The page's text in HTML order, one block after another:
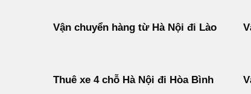
Vận chuyển hàng từ Hà Nội đi Lào
Thuê xe 4 chỗ Hà Nội đi Hòa Bình